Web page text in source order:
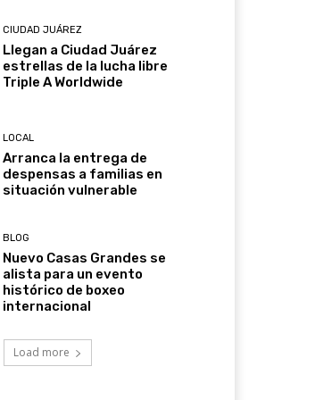
CIUDAD JUÁREZ
Llegan a Ciudad Juárez
estrellas de la lucha libre
Triple A Worldwide
LOCAL
Arranca la entrega de
despensas a familias en
situación vulnerable
BLOG
Nuevo Casas Grandes se
alista para un evento
histórico de boxeo
internacional
Load more